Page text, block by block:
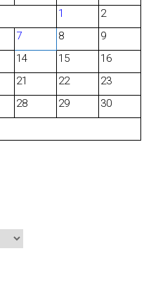
1
2
7 8
9
14 15
16
21 22
23
28 29
30